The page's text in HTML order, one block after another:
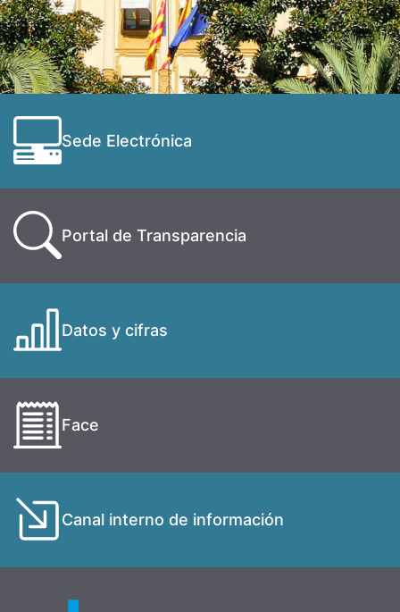
Sede Electrónica
Portal de Transparencia
Datos y cifras
Face
Canal interno de información